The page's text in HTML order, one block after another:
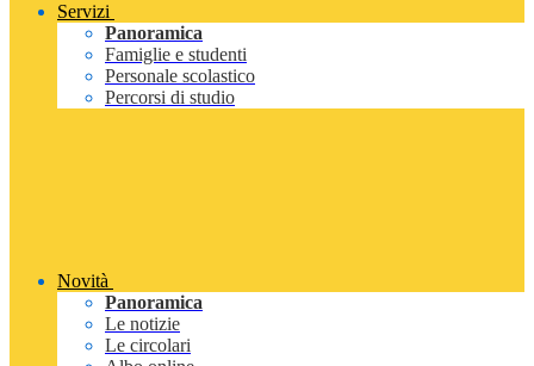
Servizi
Panoramica
Famiglie e studenti
Personale scolastico
Percorsi di studio
Novità
Panoramica
Le notizie
Le circolari